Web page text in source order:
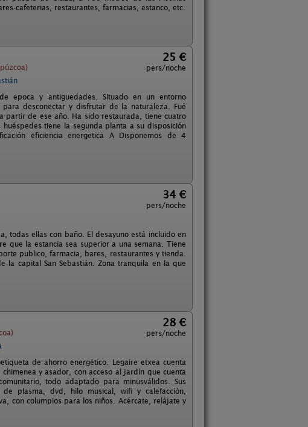
cafeterias, restaurantes, farmacias, estanco, etc.
25 €
pers/noche
epoca y antiguedades. Situado en un entorno
desconectar y disfrutar de la naturaleza. Fué
partir de ese año. Ha sido restaurada, tiene cuatro
tiene la segunda planta a su disposición
eficiencia energetica A Disponemos de 4
34 €
pers/noche
todas ellas con baño. El desayuno está incluido en
que la estancia sea superior a una semana. Tiene
publico, farmacia, bares, restaurantes y tienda.
capital San Sebastián. Zona tranquila en la que
28 €
pers/noche
de ahorro energético. Legaire etxea cuenta
y asador, con acceso al jardín que cuenta
todo adaptado para minusválidos. Sus
de plasma, dvd, hilo musical, wifi y calefacción,
con columpios para los niños. Acércate, relájate y